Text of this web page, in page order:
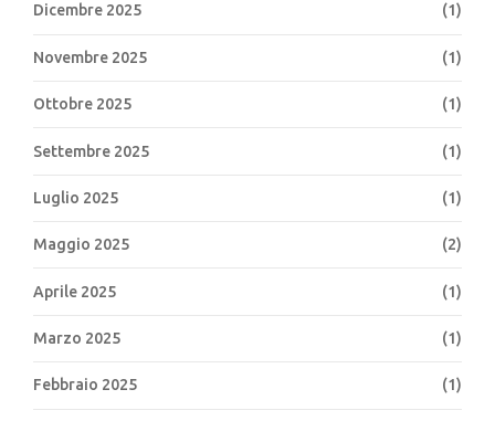
Dicembre 2025 (1)
Novembre 2025 (1)
Ottobre 2025 (1)
Settembre 2025 (1)
Luglio 2025 (1)
Maggio 2025 (2)
Aprile 2025 (1)
Marzo 2025 (1)
Febbraio 2025 (1)